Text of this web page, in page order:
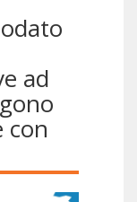
ad
con